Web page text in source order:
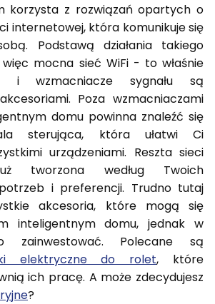
korzysta z rozwiązań opartych o
internetowej, która komunikuje się
Podstawą działania takiego
mocna sieć WiFi - to właśnie
i wzmacniacze sygnału są
Poza wzmacniaczami
domu powinna znaleźć się
sterująca, która ułatwi Ci
urządzeniami. Reszta sieci
tworzona według Twoich
i preferencji. Trudno tutaj
akcesoria, które mogą się
inteligentnym domu, jednak w
zainwestować. Polecane są
elektryczne do rolet, które
ich pracę. A może zdecydujesz
?